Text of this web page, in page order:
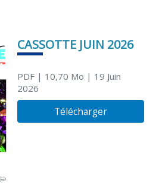
CASSOTTE JUIN 2026
PDF| 10,70 Mo | 19 Juin
2026
Télécharger